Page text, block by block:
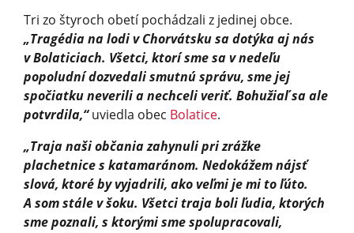
Tri zo štyroch obetí pochádzali z jedinej obce.
„Tragédia na lodi v Chorvátsku sa dotýka aj nás
v Bolaticiach. Všetci, ktorí sme sa v nedeľu
popoludní dozvedali smutnú správu, sme jej
spočiatku neverili a nechceli veriť. Bohužiaľ sa ale
potvrdila,“uviedla obec Bolatice.
„Traja naši občania zahynuli pri zrážke
plachetnice s katamaránom. Nedokážem nájsť
slová, ktoré by vyjadrili, ako veľmi je mi to ľúto.
A som stále v šoku. Všetci traja boli ľudia, ktorých
sme poznali, s ktorými sme spolupracovali,